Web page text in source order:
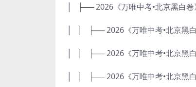
│ ├── 2026《万唯中考•北京黑白卷
│ │ ├── 2026《万唯中考•北京黑
│ │ ├── 2026《万唯中考•北京黑
│ │ ├── 2026《万唯中考•北京黑